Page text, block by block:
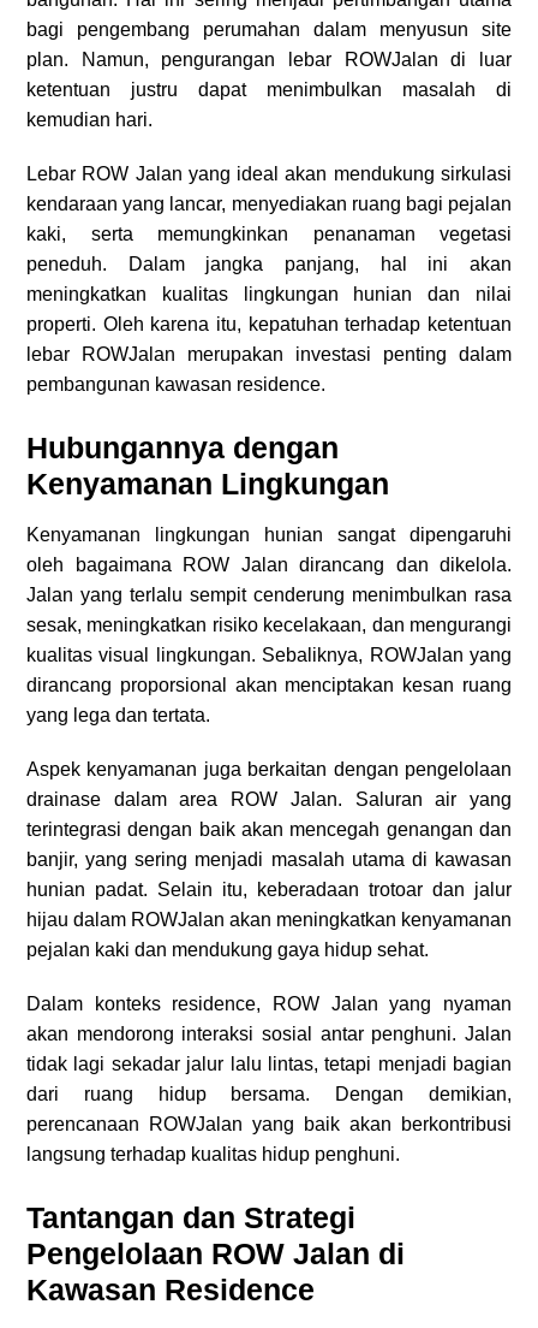
bagi pengembang perumahan dalam menyusun site
plan. Namun, pengurangan lebar ROWJalan di luar
ketentuan justru dapat menimbulkan masalah di
kemudian hari.
Lebar ROW Jalan yang ideal akan mendukung sirkulasi
kendaraan yang lancar, menyediakan ruang bagi pejalan
kaki, serta memungkinkan penanaman vegetasi
peneduh. Dalam jangka panjang, hal ini akan
meningkatkan kualitas lingkungan hunian dan nilai
properti. Oleh karena itu, kepatuhan terhadap ketentuan
lebar ROWJalan merupakan investasi penting dalam
pembangunan kawasan residence.
Hubungannya dengan
Kenyamanan Lingkungan
Kenyamanan lingkungan hunian sangat dipengaruhi
oleh bagaimana ROW Jalan dirancang dan dikelola.
Jalan yang terlalu sempit cenderung menimbulkan rasa
sesak, meningkatkan risiko kecelakaan, dan mengurangi
kualitas visual lingkungan. Sebaliknya, ROWJalan yang
dirancang proporsional akan menciptakan kesan ruang
yang lega dan tertata.
Aspek kenyamanan juga berkaitan dengan pengelolaan
drainase dalam area ROW Jalan. Saluran air yang
terintegrasi dengan baik akan mencegah genangan dan
banjir, yang sering menjadi masalah utama di kawasan
hunian padat. Selain itu, keberadaan trotoar dan jalur
hijau dalam ROWJalan akan meningkatkan kenyamanan
pejalan kaki dan mendukung gaya hidup sehat.
Dalam konteks residence, ROW Jalan yang nyaman
akan mendorong interaksi sosial antar penghuni. Jalan
tidak lagi sekadar jalur lalu lintas, tetapi menjadi bagian
dari ruang hidup bersama. Dengan demikian,
perencanaan ROWJalan yang baik akan berkontribusi
langsung terhadap kualitas hidup penghuni.
Tantangan dan Strategi
Pengelolaan ROW Jalan di
Kawasan Residence